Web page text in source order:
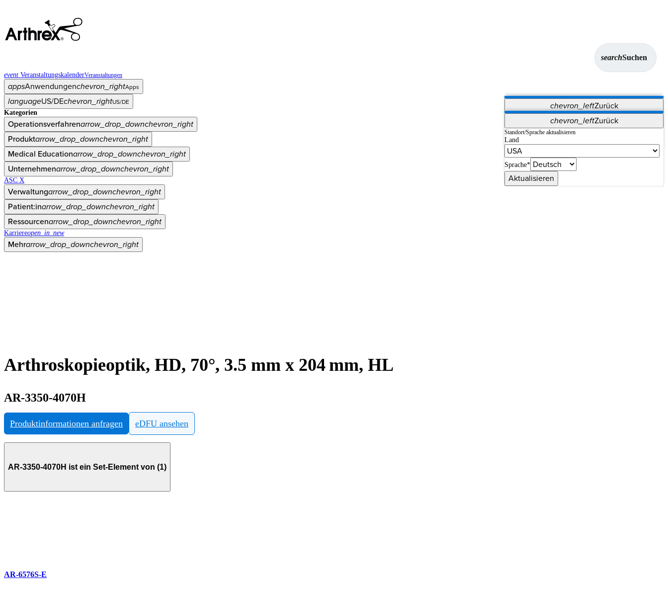
searchSuchen
event VeranstaltungskalenderVeranstaltungen
appsAnwendungenchevron_rightApps
chevron_leftZurück
Vet Systems OrthoPedia Patient
Supplier Portal
Synergy-Bildgebung und -Resektion
languageUS/DEchevron_rightUS/DE
chevron_leftZurück
Standort/Sprache aktualisieren
Land
Sprache*
Aktualisieren
Kategorien
Operationsverfahrenarrow_drop_downchevron_right
Produktarrow_drop_downchevron_right
Medical Educationarrow_drop_downchevron_right
Unternehmenarrow_drop_downchevron_right
ASC X
Verwaltungarrow_drop_downchevron_right
Patient:inarrow_drop_downchevron_right
Ressourcenarrow_drop_downchevron_right
Karriereopen_in_new
Mehrarrow_drop_downchevron_right
Arthroskopieoptik, HD, 70°, 3.5 mm x 204 mm, HL
AR-3350-4070H
Produktinformationen anfragen eDFU ansehen
AR-3350-4070H ist ein Set-Element von (1)
AR-6576S-E